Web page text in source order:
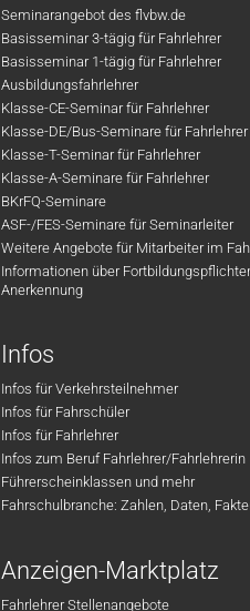
Seminarangebot des flvbw.de
Basisseminar 3-tägig für Fahrlehrer
Basisseminar 1-tägig für Fahrlehrer
Ausbildungsfahrlehrer
Klasse-CE-Seminar für Fahrlehrer
Klasse-DE/Bus-Seminare für Fahrlehrer
Klasse-T-Seminar für Fahrlehrer
Klasse-A-Seminare für Fahrlehrer
BKrFQ-Seminare
ASF-/FES-Seminare für Seminarleiter
Weitere Angebote für Mitarbeiter im
Informationen über
Anerkennung
Infos
Infos für Verkehrsteilnehmer
Infos für Fahrschüler
Infos für Fahrlehrer
Infos zum Beruf Fahrlehrer/Fahrlehrerin
Führerscheinklassen und mehr
Fahrschulbranche: Zahlen, Daten,
Anzeigen-Marktplatz
Fahrlehrer Stellenangebote